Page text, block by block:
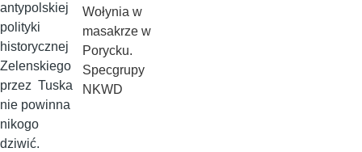
antypolskiej
polityki
historycznej
Zelenskiego
przez Tuska
nie powinna
nikogo
dziwić.
Wołynia w
masakrze w
Porycku.
Specgrupy
NKWD